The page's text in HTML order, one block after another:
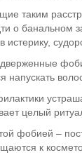
таким
о банальном
истерику,
напускать
целый
фобией –
к